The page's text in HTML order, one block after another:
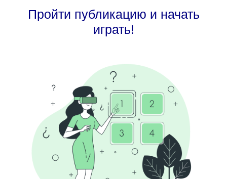
Пройти публикацию и начать
играть!